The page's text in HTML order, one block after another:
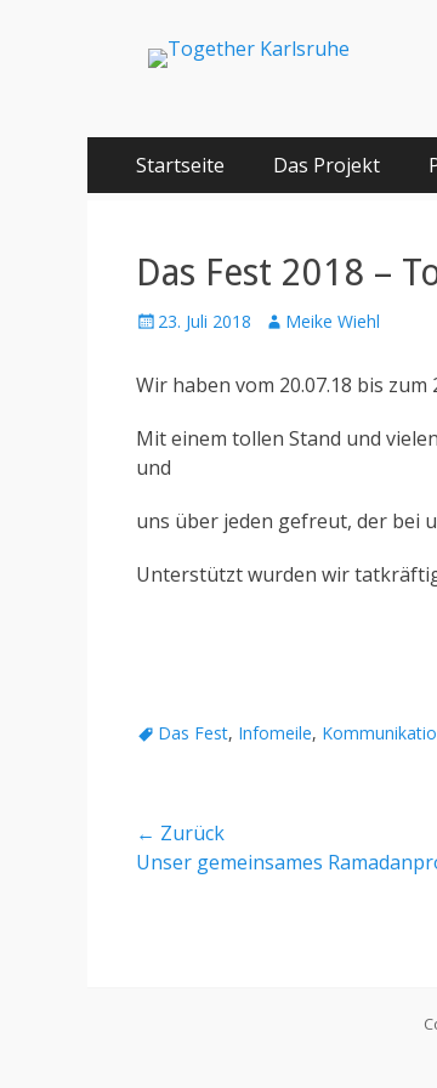
Together
Integration von jungen Menschen mit
Primäres Menü
zum
Startseite Das Projekt
Das Fest 2018 –
Posted
23. Juli 2018 Author
Meike Wiehl
Wir haben vom 20.07.18 bis zum
Mit einem tollen Stand und
und
uns über jeden gefreut, der bei
Unterstützt wurden wir
Schlagworte
Das Fest, Infomeile,
Beitragsnavigation
← Zurück
Vorheriger
Unser gemeinsames